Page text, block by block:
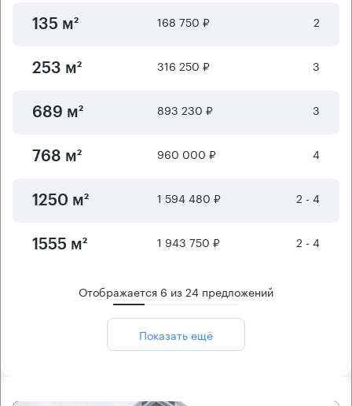
135 м² 168 750 ₽ 2
253 м² 316 250 ₽ 3
689 м² 893 230 ₽ 3
768 м² 960 000 ₽ 4
1250 м² 1 594 480 ₽ 2 - 4
1555 м² 1 943 750 ₽ 2 - 4
Отображается 6 из24 предложений
Показать ещё